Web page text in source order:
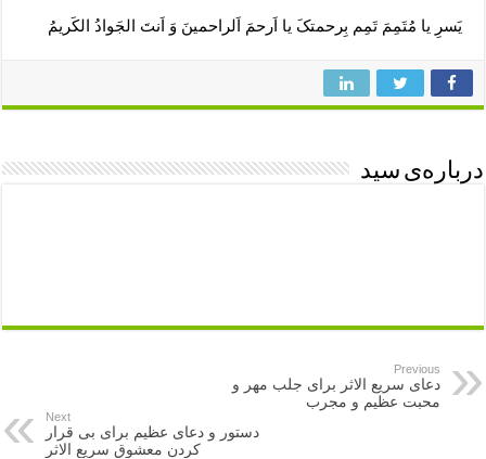
یَسرِ یا مُتَمِمَ تَمِم بِرحمتکَ یا اَرحمَ اَلراحمینَ وَ اَنتَ الجَوادُ الکَریمُ
درباره‌ی سید
Previous
دعای سریع الاثر برای جلب مهر و
محبت عظیم و مجرب
Next
دستور و دعای عظیم برای بی قرار
کردن معشوق سریع الاثر